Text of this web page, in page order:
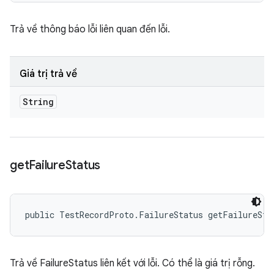
Trả về thông báo lỗi liên quan đến lỗi.
Giá trị trả về
String
getFailureStatus
public TestRecordProto.FailureStatus
Trả về FailureStatus liên kết với lỗi. Có thể là giá trị rỗng.